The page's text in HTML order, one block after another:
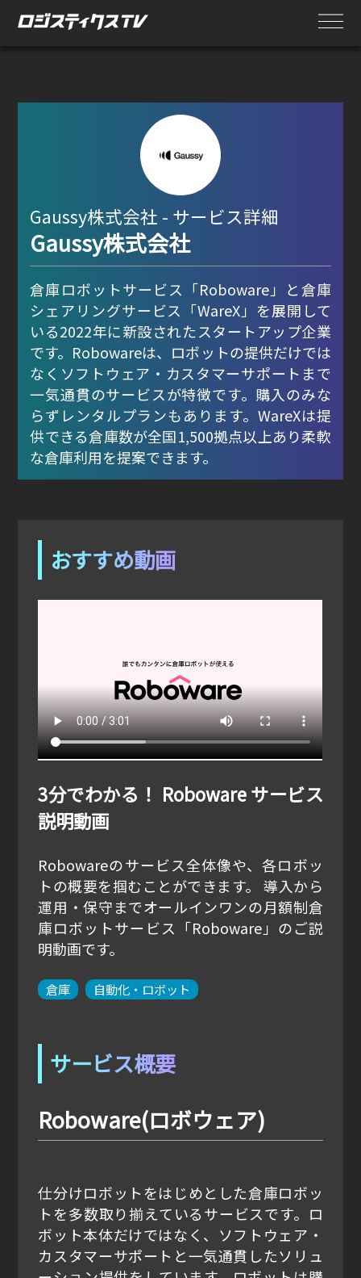
Gaussy株式会社 - サービス詳細
Gaussy株式会社
倉庫ロボットサービス「Roboware」と倉庫
シェアリングサービス「WareX」を展開して
いる2022年に新設されたスタートアップ企業
です。Robowareは、ロボットの提供だけでは
なくソフトウェア・カスタマーサポートまで
一気通貫のサービスが特徴です。購入のみな
らずレンタルプランもあります。WareXは提
供できる倉庫数が全国1,500拠点以上あり柔軟
な倉庫利用を提案できます。
おすすめ動画
3分でわかる！ Roboware サービス
説明動画
Robowareのサービス全体像や、各ロボッ
トの概要を掴むことができます。 導入から
運用・保守までオールインワンの月額制倉
庫ロボットサービス「Roboware」のご説
明動画です。
倉庫 自動化・ロボット
サービス概要
Roboware(ロボウェア)
仕分けロボットをはじめとした倉庫ロボッ
トを多数取り揃えているサービスです。ロ
ボット本体だけではなく、ソフトウェア・
カスタマーサポートと一気通貫したソリュ